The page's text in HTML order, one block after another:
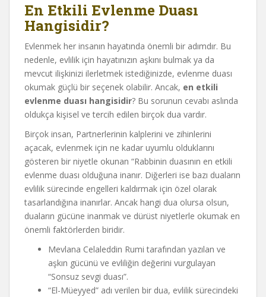
En Etkili Evlenme Duası
Hangisidir?
Evlenmek her insanın hayatında önemli bir adımdır. Bu
nedenle, evlilik için hayatınızın aşkını bulmak ya da
mevcut ilişkinizi ilerletmek istediğinizde, evlenme duası
okumak güçlü bir seçenek olabilir. Ancak, en etkili
evlenme duası hangisidir? Bu sorunun cevabı aslında
oldukça kişisel ve tercih edilen birçok dua vardır.
Birçok insan, Partnerlerinin kalplerini ve zihinlerini
açacak, evlenmek için ne kadar uyumlu olduklarını
gösteren bir niyetle okunan “Rabbinin duasının en etkili
evlenme duası olduğuna inanır. Diğerleri ise bazı duaların
evlilik sürecinde engelleri kaldırmak için özel olarak
tasarlandığına inanırlar. Ancak hangi dua olursa olsun,
duaların gücüne inanmak ve dürüst niyetlerle okumak en
önemli faktörlerden biridir.
Mevlana Celaleddin Rumi tarafından yazılan ve
aşkın gücünü ve evliliğin değerini vurgulayan
“Sonsuz sevgi duası”.
“El-Müeyyed” adı verilen bir dua, evlilik sürecindeki